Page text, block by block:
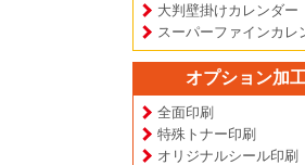
大判壁掛けカレンダー
スーパーファインカレ
オプション加
全面印刷
特殊トナー印刷
オリジナルシール印刷
NPO法人 HAPPY
卓上カレンダー
月めくりタイプ
様
日めく
B6サイズ